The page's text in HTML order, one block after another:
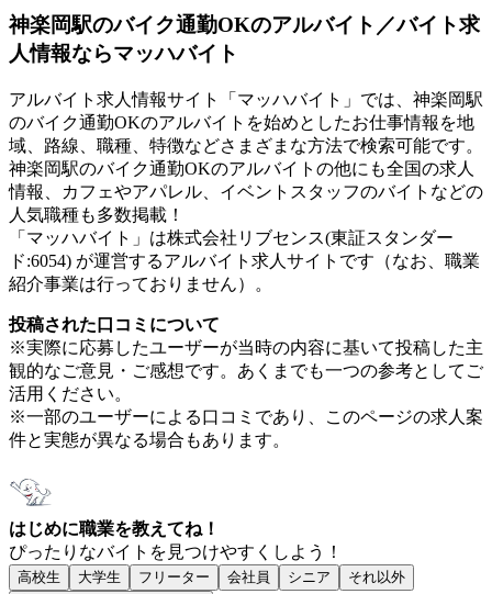
神楽岡駅のバイク通勤OKのアルバイト／バイト求
人情報ならマッハバイト
アルバイト求人情報サイト「マッハバイト」では、神楽岡駅
のバイク通勤OKのアルバイトを始めとしたお仕事情報を地
域、路線、職種、特徴などさまざまな方法で検索可能です。
神楽岡駅のバイク通勤OKのアルバイトの他にも全国の求人
情報、カフェやアパレル、イベントスタッフのバイトなどの
人気職種も多数掲載！
「マッハバイト」は株式会社リブセンス(東証スタンダー
ド:6054) が運営するアルバイト求人サイトです（なお、職業
紹介事業は行っておりません）。
投稿された口コミについて
※実際に応募したユーザーが当時の内容に基いて投稿した主
観的なご意見・ご感想です。あくまでも一つの参考としてご
活用ください。
※一部のユーザーによる口コミであり、このページの求人案
件と実態が異なる場合もあります。
はじめに職業を教えてね！
ぴったりなバイトを見つけやすくしよう！
高校生 大学生 フリーター 会社員 シニア
それ以外